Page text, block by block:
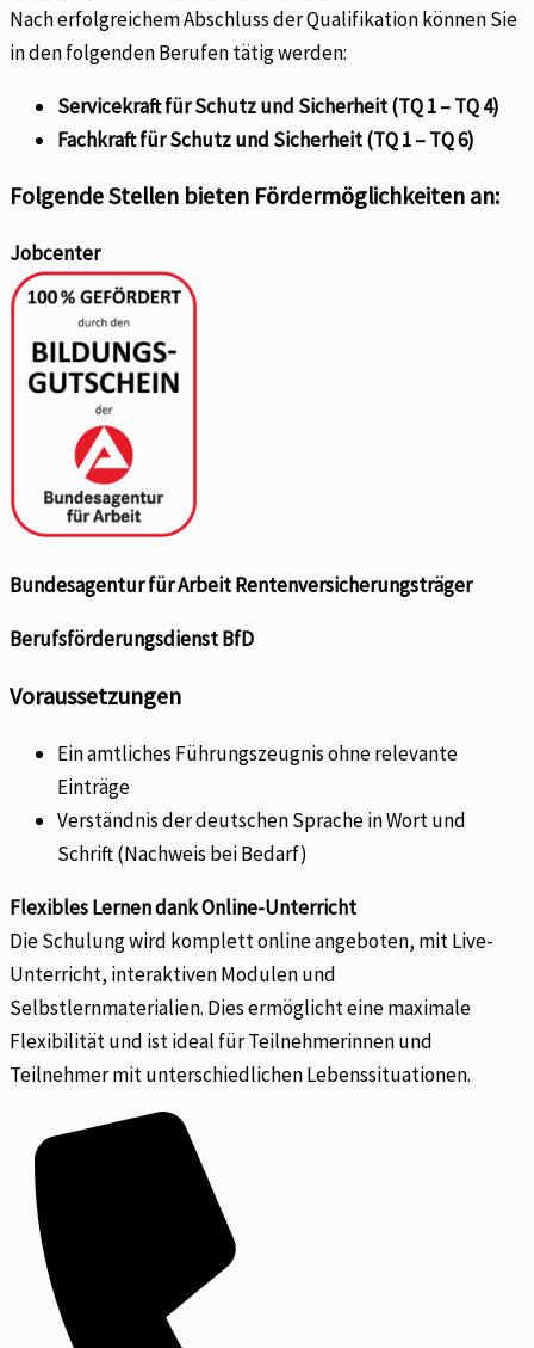
Nach erfolgreichem Abschluss der Qualifikation können Sie
in den folgenden Berufen tätig werden:
Servicekraft für Schutz und Sicherheit (TQ 1 – TQ 4)
Fachkraft für Schutz und Sicherheit (TQ 1 – TQ 6)
Folgende Stellen bieten Fördermöglichkeiten an:
Jobcenter
Bundesagentur für Arbeit Rentenversicherungsträger
Berufsförderungsdienst BfD
Voraussetzungen
Ein amtliches Führungszeugnis ohne relevante
Einträge
Verständnis der deutschen Sprache in Wort und
Schrift (Nachweis bei Bedarf)
Flexibles Lernen dank Online-Unterricht
Die Schulung wird komplett online angeboten, mit Live-
Unterricht, interaktiven Modulen und
Selbstlernmaterialien. Dies ermöglicht eine maximale
Flexibilität und ist ideal für Teilnehmerinnen und
Teilnehmer mit unterschiedlichen Lebenssituationen.